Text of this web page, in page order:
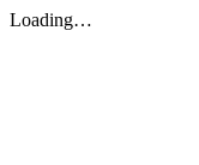
Loading…